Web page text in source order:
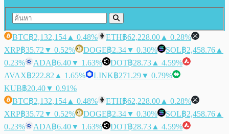
BTC฿2,132,154 ▲ 0.48% ETH฿62,228.00 ▲ 0.28%
XRP฿35.72 ▼ 0.52% DOGE฿2.34▼ 0.30% SOL฿2,458.76 ▲
0.23%
ADA฿6.40▼ 1.63% DOT฿28.73 ▲ 4.59%
AVAX฿222.82 ▲ 1.65% LINK฿271.29▼ 0.79%
KUB฿20.40▼ 0.91%
BTC฿2,132,154 ▲ 0.48% ETH฿62,228.00 ▲ 0.28%
XRP฿35.72 ▼ 0.52% DOGE฿2.34▼ 0.30% SOL฿2,458.76 ▲
0.23%
ADA฿6.40▼ 1.63% DOT฿28.73 ▲ 4.59%